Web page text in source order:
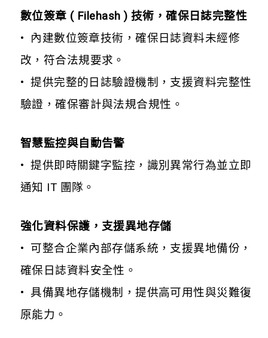
數位簽章 ( Filehash ) 技術，確保日誌完整性
• 內建數位簽章技術，確保日誌資料未經修
改，符合法規要求。
• 提供完整的日誌驗證機制，支援資料完整性
驗證，確保審計與法規合規性。
智慧監控與自動告警
• 提供即時關鍵字監控，識別異常行為並立即
通知 IT 團隊。
強化資料保護，支援異地存儲
• 可整合企業內部存儲系統，支援異地備份，
確保日誌資料安全性。
• 具備異地存儲機制，提供高可用性與災難復
原能力。